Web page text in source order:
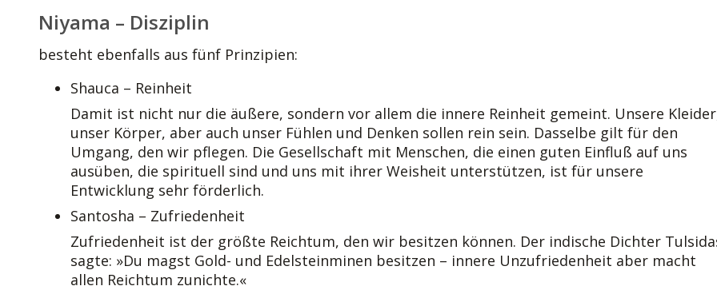
Niyama – Disziplin
besteht ebenfalls aus fünf Prinzipien:
Shauca – Reinheit
Damit ist nicht nur die äußere, sondern vor allem die innere Reinheit gemeint. Unsere
unser Körper, aber auch unser Fühlen und Denken sollen rein sein. Dasselbe gilt für den
Umgang, den wir pflegen. Die Gesellschaft mit Menschen, die einen guten Einfluß auf uns
ausüben, die spirituell sind und uns mit ihrer Weisheit unterstützen, ist für unsere
Entwicklung sehr förderlich.
Santosha – Zufriedenheit
Zufriedenheit ist der größte Reichtum, den wir besitzen können. Der indische Dichter
sagte: »Du magst Gold- und Edelsteinminen besitzen – innere Unzufriedenheit aber macht
allen Reichtum zunichte.«